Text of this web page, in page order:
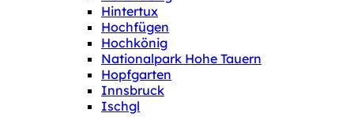
Hintertux
Hochfügen
Hochkönig
Nationalpark Hohe Tauern
Hopfgarten
Innsbruck
Ischgl